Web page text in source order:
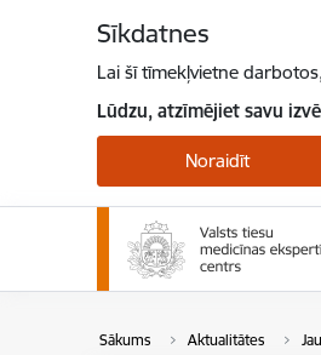
Sīkdatnes
Lai šī tīmekļvietne
Lūdzu, atzīmējiet savu
Noraidīt
Sākums Aktualitātes